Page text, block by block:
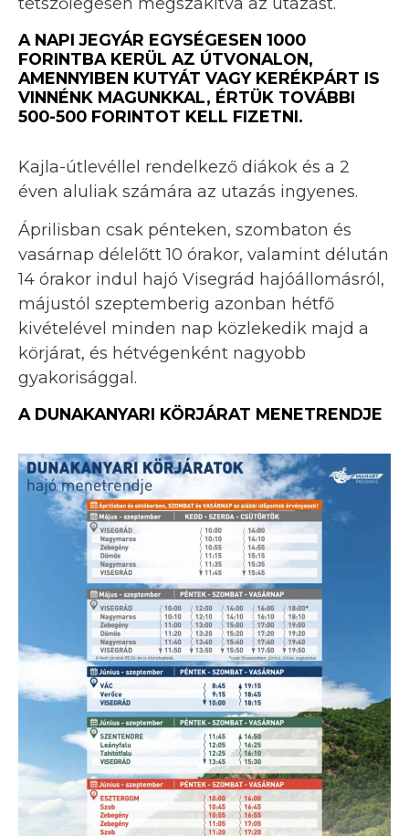
A NAPI JEGYÁR EGYSÉGESEN 1000
FORINTBA KERÜL AZ ÚTVONALON,
AMENNYIBEN KUTYÁT VAGY KERÉKPÁRT IS
VINNÉNK MAGUNKKAL, ÉRTÜK TOVÁBBI
500-500 FORINTOT KELL FIZETNI.
Kajla-útlevéllel rendelkező diákok és a 2
éven aluliak számára az utazás ingyenes.
Áprilisban csak pénteken, szombaton és
vasárnap délelőtt 10 órakor, valamint délután
14 órakor indul hajó Visegrád hajóállomásról,
májustól szeptemberig azonban hétfő
kivételével minden nap közlekedik majd a
körjárat, és hétvégenként nagyobb
gyakorisággal.
A DUNAKANYARI KÖRJÁRAT MENETRENDJE